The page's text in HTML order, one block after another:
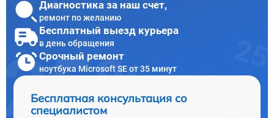
Диагностика за наш счет,
ремонт по желанию
Бесплатный выезд курьера
в день обращения
Срочный ремонт
ноутбука Microsoft SE от 35 минут
Бесплатная консультация со
специалистом